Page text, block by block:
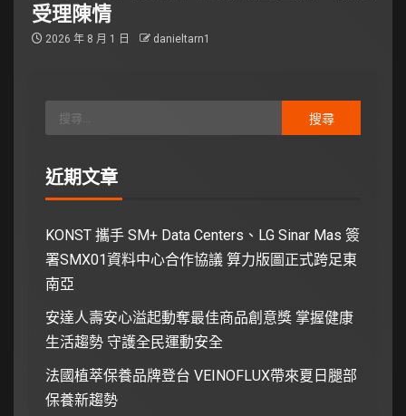
受理陳情
2026 年 8 月 1 日 danieltarn1
近期文章
KONST 攜手 SM+ Data Centers、LG Sinar Mas 簽
署SMX01資料中心合作協議 算力版圖正式跨足東
南亞
安達人壽安心溢起動奪最佳商品創意獎 掌握健康
生活趨勢 守護全民運動安全
法國植萃保養品牌登台 VEINOFLUX帶來夏日腿部
保養新趨勢